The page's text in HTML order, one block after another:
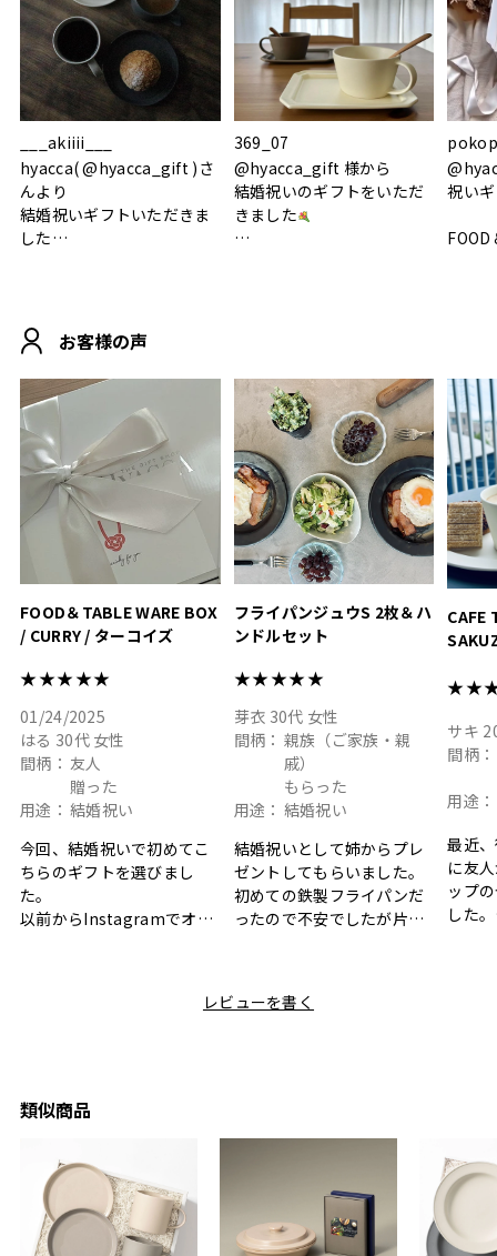
___akiiii___
hyacca( @hyacca_gift )さ
んより
結婚祝いギフトいただきま
した
おうちカフェもお洒落にな
って嬉しい𖠚 ⡱
.
#hyacca #結婚祝い
369_07
@hyacca_gift 様から
結婚祝いのギフトをいただ
きました
素敵なギフトを
ありがとうございました
#hyacca #結婚祝い
#お祝い #プレゼント
祝い
FOOD
真っ
いい
#結婚
淡色
結婚
色イ
お客様の声
FOOD＆TABLE WARE BOX
/ CURRY / ターコイズ
★★★★★
01/24/2025
はる 30代 女性
間柄： 友人
贈った
用途： 結婚祝い
今回、結婚祝いで初めてこ
ちらのギフトを選びまし
た。
以前からInstagramでオシ
と大好きなカレーのセット
ちらも大変気に入ったと写
を選んでよかったし他の友
人にもお勧めしたいと感じ
ました。
フライパンジュウS 2枚＆ハ
ンドルセット
★★★★★
芽衣 30代 女性
間柄： 親族（ご家族・親
戚）
もらった
用途： 結婚祝い
結婚祝いとして姉からプレ
ゼントしてもらいました。
初めての鉄製フライパンだ
ったので不安でしたが片手
利です。洗い物も減って一
CAFE
サキ
間柄：
用途：
最近
に友
ップ
した。
す。
レビューを書く
類似商品